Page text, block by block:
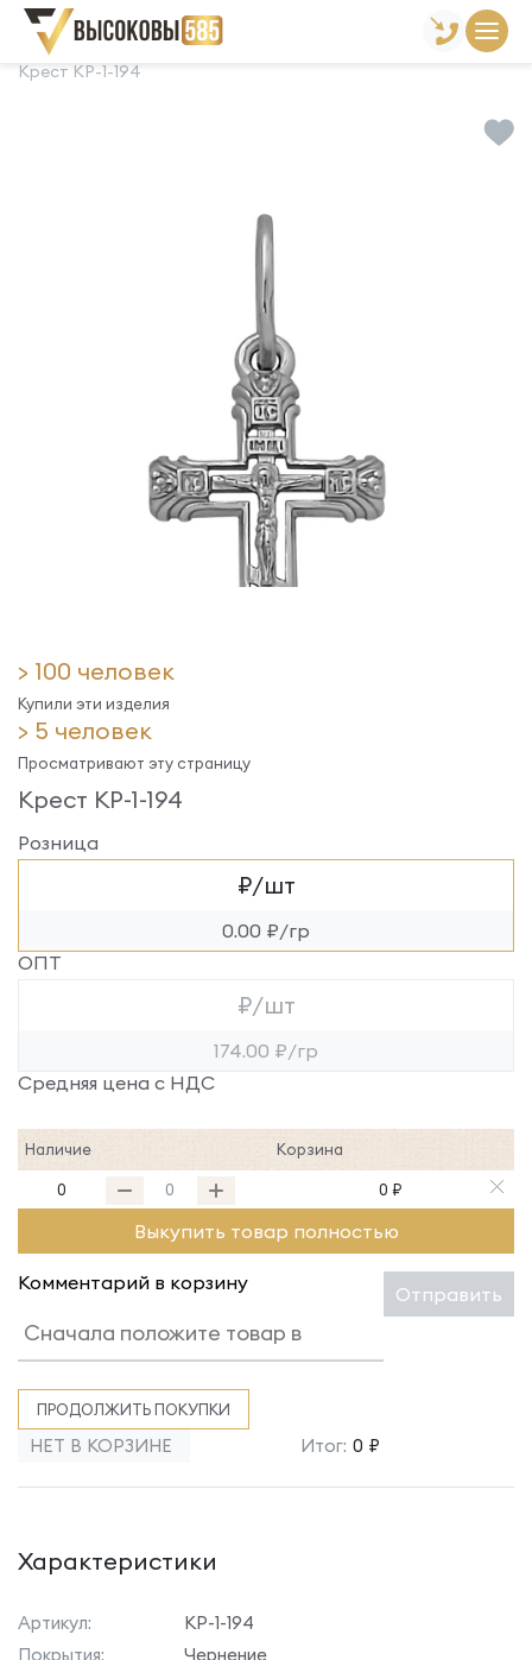
Главная Склад готовой продукции
Крест КР-1-194
> 100 человек
Купили эти изделия
> 5 человек
Просматривают эту страницу
Крест КР-1-194
Розница
₽/шт
0.00 ₽/гр
ОПТ
₽/шт
174.00 ₽/гр
Средняя цена с НДС
Наличие Корзина
0 0 ₽
Выкупить товар полностью
Комментарий в корзину Отправить
ПРОДОЛЖИТЬ ПОКУПКИ
НЕТ В КОРЗИНЕ Итог: 0 ₽
Характеристики
Артикул:
КР-1-194
Покрытия:
Чернение